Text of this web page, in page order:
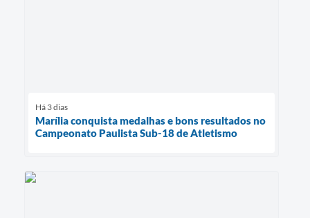
Há 3 dias
Marília conquista medalhas e bons resultados no
Campeonato Paulista Sub-18 de Atletismo